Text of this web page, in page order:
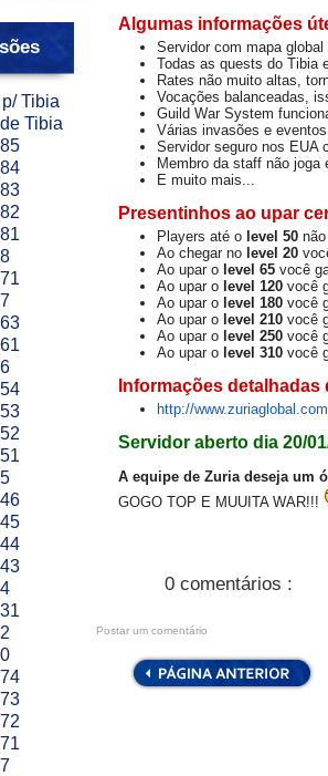
Tibia
Tibia
Algumas informações
Servidor com mapa
Todas as quests do Tibia
Rates não muito altas,
Vocações balanceadas,
Guild War System
Várias invasões e
Servidor seguro nos EUA
Membro da staff não joga
E muito mais...
Presentinhos ao upar
Players até olevel 50
Ao chegar nolevel 20
Ao upar olevel 65você
Ao upar o level 120você
Ao upar olevel 180você
Ao upar olevel 210você
Ao upar olevel 250você
Ao upar olevel 310você
Informações detalhadas
http://
Servidor aberto dia 20/
A equipe de Zuria deseja um
GOGO TOP E MUUITA WAR!!!
0 comentários :
Postar um comentário